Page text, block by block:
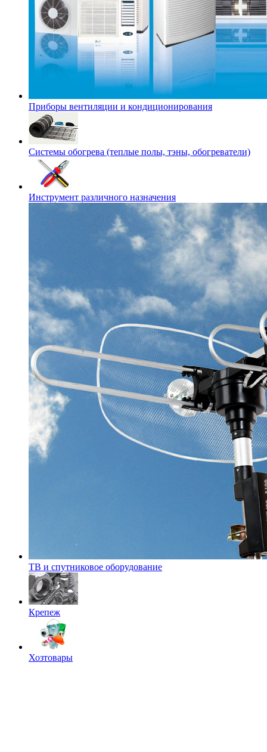
Приборы вентиляции и кондиционирования
Системы обогрева (теплые полы, тэны, обогреватели)
Инструмент различного назначения
ТВ и спутниковое оборудование
Крепеж
Хозтовары